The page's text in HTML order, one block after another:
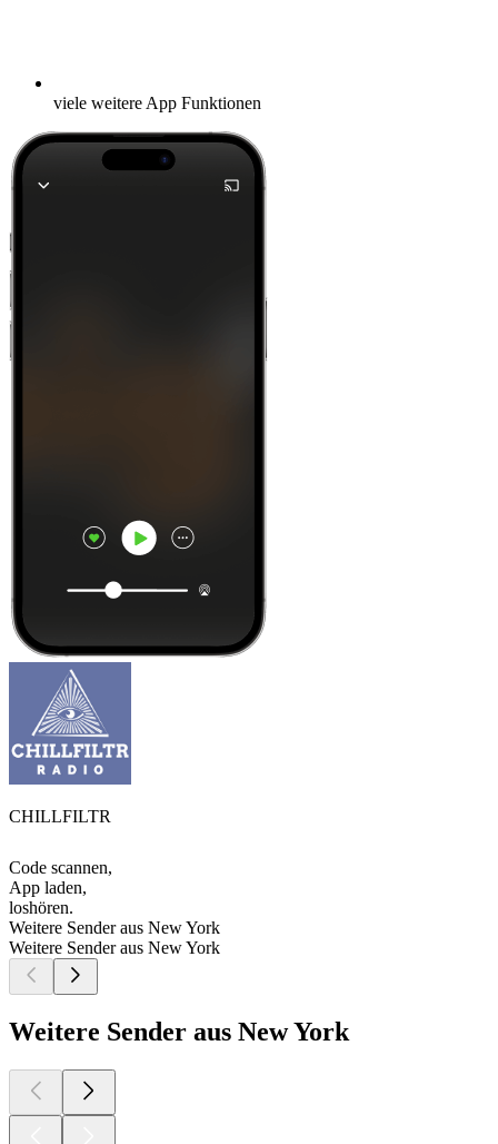
viele weitere App Funktionen
CHILLFILTR
Code scannen,
App laden,
loshören.
Weitere Sender aus New York
Weitere Sender aus New York
Weitere Sender aus New York